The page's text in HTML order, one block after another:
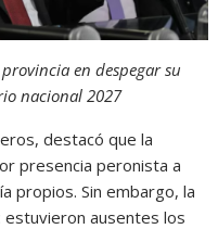
en despegar su
nacional 2027
destacó que la
presencia peronista a
propios. Sin embargo, la
estuvieron ausentes los